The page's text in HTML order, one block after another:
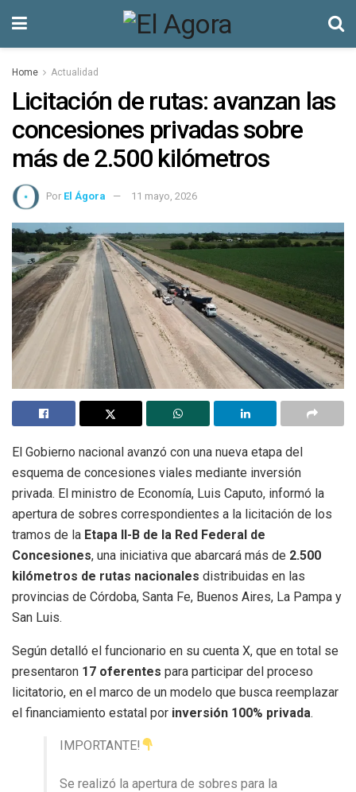
Home Actualidad
Licitación de rutas: avanzan las
concesiones privadas sobre
más de 2.500 kilómetros
Por El Ágora 11 mayo, 2026
El Gobierno nacional avanzó con una nueva etapa del
esquema de concesiones viales mediante inversión
privada. El ministro de Economía, Luis Caputo, informó la
apertura de sobres correspondientes a la licitación de los
tramos de la Etapa II-B de la Red Federal de
Concesiones, una iniciativa que abarcará más de 2.500
kilómetros de rutas nacionales distribuidas en las
provincias de Córdoba, Santa Fe, Buenos Aires, La Pampa y
San Luis.
Según detalló el funcionario en su cuenta X, que en total se
presentaron 17 oferentes para participar del proceso
licitatorio, en el marco de un modelo que busca reemplazar
el financiamiento estatal por inversión 100% privada.
IMPORTANTE!
Se realizó la apertura de sobres para la